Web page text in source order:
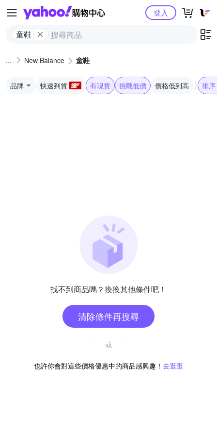
Yahoo購物中心
童鞋
登入
New Balance 童鞋
品牌 快速到貨 有現貨 挑戰低價 價格低到高 排序
找不到商品嗎？換換其他條件吧！
清除條件再搜尋
或
也許你會對這些價格優惠中的商品感興趣！ 去逛逛